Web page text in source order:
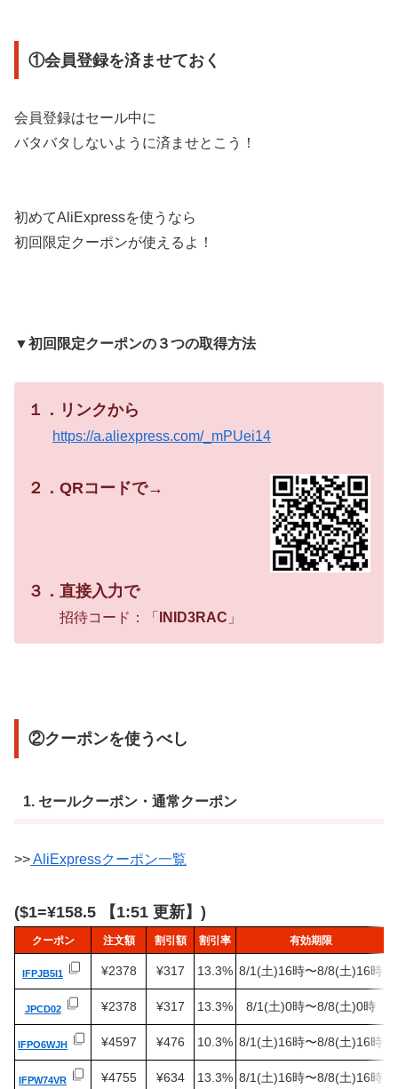
①会員登録を済ませておく
会員登録はセール中に
バタバタしないように済ませとこう！
初めてAliExpressを使うなら
初回限定クーポンが使えるよ！
▼初回限定クーポンの３つの取得方法
１．リンクから
https://a.aliexpress.com/_mPUei14
２．QRコードで→
３．直接入力で
招待コード：「 INID3RAC 」
②クーポンを使うべし
1. セールクーポン・通常クーポン
>>AliExpressクーポン一覧
($1=¥158.5 【1:51 更新】)
クーポン 注文額 割引額 割引率 有効期限
IFPJB5I1 ¥2378 ¥317 13.3% 8/1(土)16時〜8/8(土)16時
JPCD02 ¥2378 ¥317 13.3% 8/1(土)0時〜8/8(土)0時
IFPO6WJH ¥4597 ¥476 10.3% 8/1(土)16時〜8/8(土)16時
IFPW74VR ¥4755 ¥634 13.3% 8/1(土)16時〜8/8(土)16時